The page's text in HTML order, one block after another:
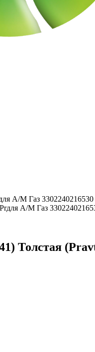
А/М Газ 3302240216530
Толстая